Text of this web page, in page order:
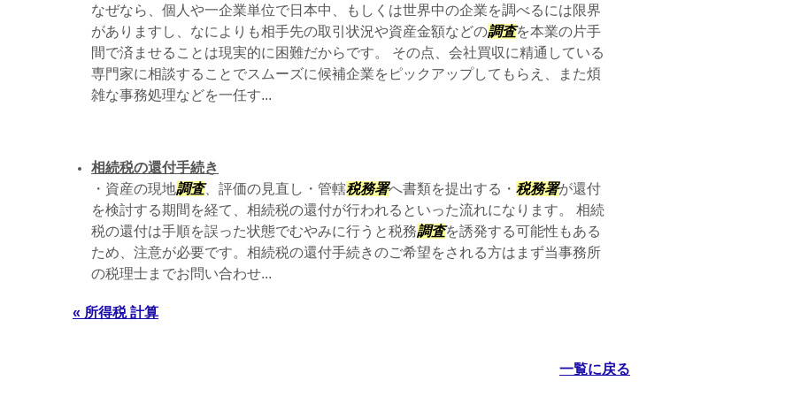
なぜなら、個人や一企業単位で日本中、もしくは世界中の企業を調べるには限界
がありますし、なによりも相手先の取引状況や資産金額などの調査を本業の片手
間で済ませることは現実的に困難だからです。 その点、会社買収に精通している
専門家に相談することでスムーズに候補企業をピックアップしてもらえ、また煩
雑な事務処理などを一任す...
相続税の還付手続き
・資産の現地調査、評価の見直し・管轄税務署へ書類を提出する・ 税務署が還付
を検討する期間を経て、相続税の還付が行われるといった流れになります。 相続
税の還付は手順を誤った状態でむやみに行うと税務調査を誘発する可能性もある
ため、注意が必要です。相続税の還付手続きのご希望をされる方はまず当事務所
の税理士までお問い合わせ...
« 所得税 計算
一覧に戻る